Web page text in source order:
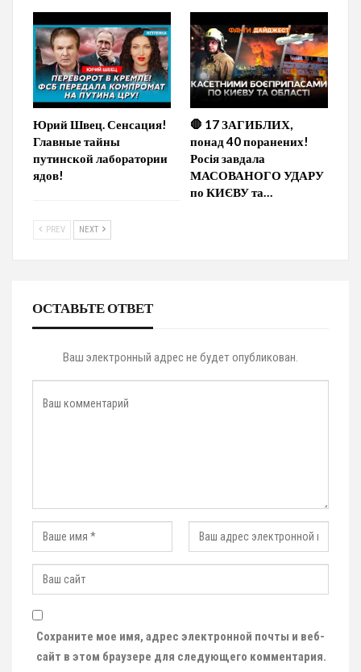
Юрий Швец. Сенсация!
Главные тайны
путинской лаборатории
ядов!
🛑 17 ЗАГИБЛИХ,
понад 40 поранених!
Росія завдала
МАСОВАНОГО УДАРУ
по КИЄВУ та…
PREV NEXT
ОСТАВЬТЕ ОТВЕТ
Ваш электронный адрес не будет опубликован.
Сохраните мое имя, адрес электронной почты и веб-
сайт в этом браузере для следующего комментария.